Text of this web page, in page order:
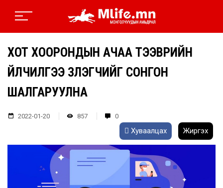
ХОТ ХООРОНДЫН АЧАА ТЭЭВРИЙН
ҮЙЛЧИЛГЭЭ ҮЗҮҮЛЭГЧИЙГ СОНГОН
ШАЛГАРУУЛНА
2022-01-20 857 0
Хуваалцах Жиргэх